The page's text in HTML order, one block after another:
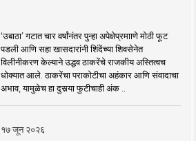
‘उबाठा’ गटात चार वर्षांनंतर पुन्हा अपेक्षेप्रमााणे मोठी फूट
पडली आणि सहा खासदारांनी शिंदेंच्या शिवसेनेत
विलीनीकरण केल्याने उद्धव ठाकरेंचे राजकीय अस्तित्वच
धोक्यात आले. ठाकरेंचा पराकोटीचा अहंकार आणि संवादाचा
अभाव, यामुळेच हा दुसर्‍या फुटीचाही अंक ..
१७ जून २०२६